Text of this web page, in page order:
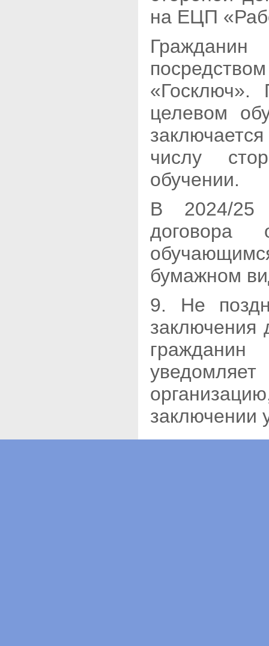
на ЕЦП
«Госключ».
целевом
числу
обучении.
В 2024/25
бумажном
9. Не
заключения
заключении